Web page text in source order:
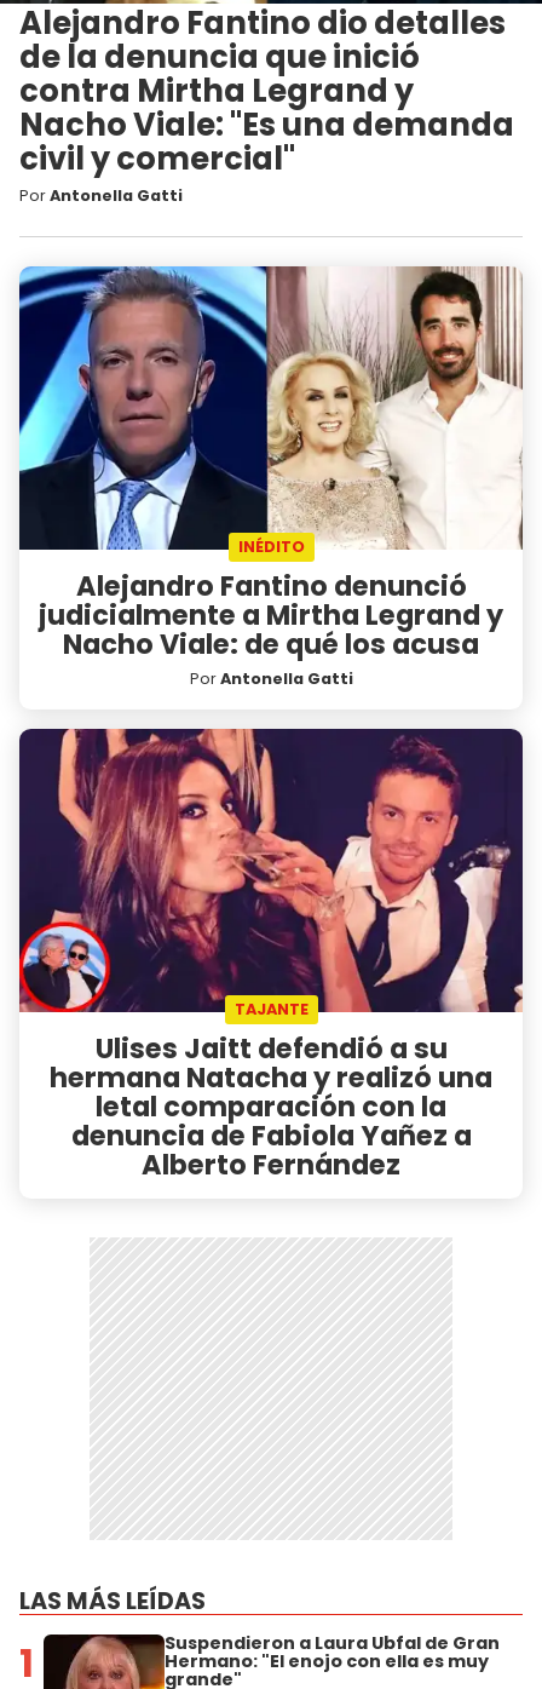
Alejandro Fantino dio detalles
de la denuncia que inició
contra Mirtha Legrand y
Nacho Viale: "Es una demanda
civil y comercial"
PorAntonella Gatti
INÉDITO
Alejandro Fantino denunció
judicialmente a Mirtha Legrand y
Nacho Viale: de qué los acusa
PorAntonella Gatti
TAJANTE
Ulises Jaitt defendió a su
hermana Natacha y realizó una
letal comparación con la
denuncia de Fabiola Yañez a
Alberto Fernández
LAS MÁS LEÍDAS
1 Suspendieron a Laura Ubfal de Gran
Hermano: "El enojo con ella es muy
grande"